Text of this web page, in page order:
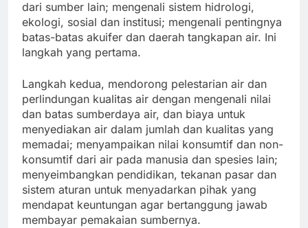
dari sumber lain; mengenali sistem hidrologi,
ekologi, sosial dan institusi; mengenali pentingnya
batas-batas akuifer dan daerah tangkapan air. Ini
langkah yang pertama.
Langkah kedua, mendorong pelestarian air dan
perlindungan kualitas air dengan mengenali nilai
dan batas sumberdaya air, dan biaya untuk
menyediakan air dalam jumlah dan kualitas yang
memadai; menyampaikan nilai konsumtif dan non-
konsumtif dari air pada manusia dan spesies lain;
menyeimbangkan pendidikan, tekanan pasar dan
sistem aturan untuk menyadarkan pihak yang
mendapat keuntungan agar bertanggung jawab
membayar pemakaian sumbernya.